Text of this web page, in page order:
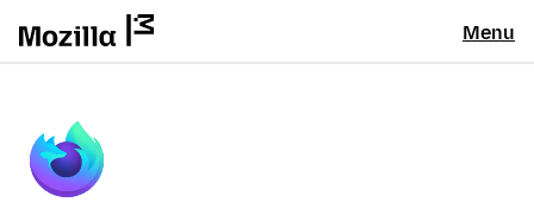
Menu